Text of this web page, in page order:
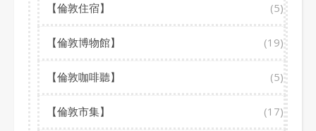
【倫敦住宿】 (5)
【倫敦博物館】 (19)
【倫敦咖啡聽】 (5)
【倫敦市集】 (17)